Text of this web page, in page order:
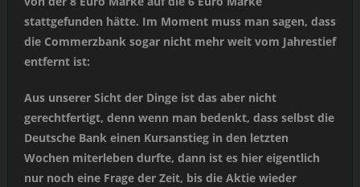
stattgefunden hätte. Im Moment muss man sagen, dass
die Commerzbank sogar nicht mehr weit vom Jahrestief
entfernt ist:
Aus unserer Sicht der Dinge ist das aber nicht
gerechtfertigt, denn wenn man bedenkt, dass selbst die
Deutsche Bank einen Kursanstieg in den letzten
Wochen miterleben durfte, dann ist es hier eigentlich
nur noch eine Frage der Zeit, bis die Aktie wieder